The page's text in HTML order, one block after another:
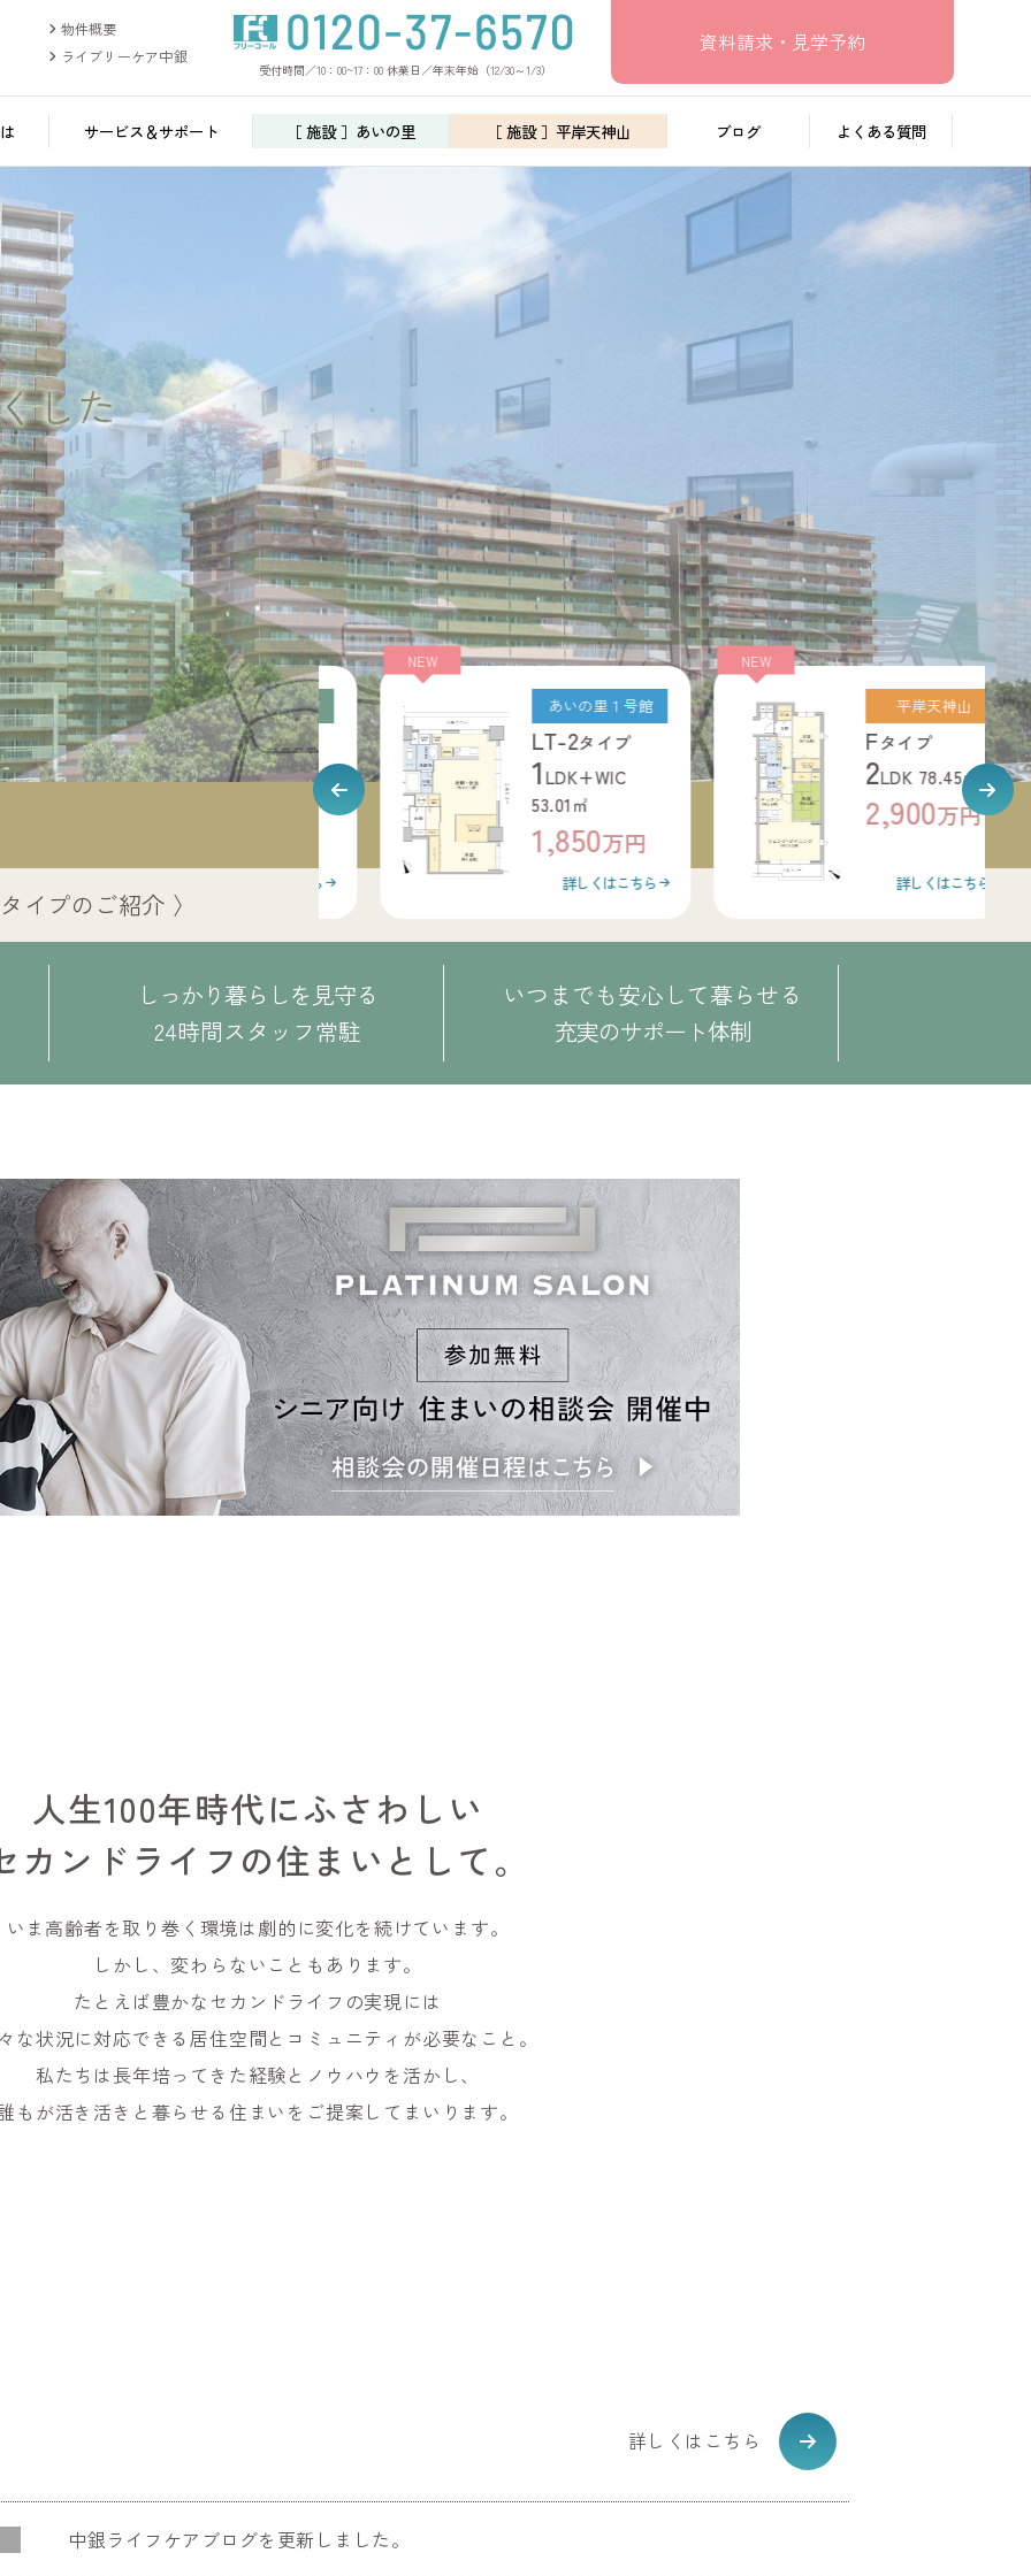
物件概要
ライブリーケア中銀
受付時間／10：00~17：00 休業日／年末年始（12/30～1/3）
資料請求・見学予約
サービス＆サポート ［ 施設 ］あいの里 ［ 施設 ］平岸天神山 ブログ よくある質問
した
イプのご紹介 〉
NEW
あいの里２号館
LB1-cタイプ
1LDK 55.85㎡
NEW
あいの里１号館
LT-2タイプ
1
LDK+WIC
53.01㎡
1,850万円
詳しくはこちら
NEW
平岸天神山
タイプ
LDK 78.45㎡
2,900万円
詳しくはこちら
しっかり暮らしを見守る
24時間スタッフ常駐
いつまでも安心して暮らせる
充実のサポート体制
人生100年時代にふさわしい
カンドライフの住まいとして。
いま高齢者を取り巻く環境は劇的に変化を続けています。
しかし、変わらないこともあります。
たとえば豊かなセカンドライフの実現には
な状況に対応できる居住空間とコミュニティが必要なこと。
私たちは長年培ってきた経験とノウハウを活かし、
もが活き活きと暮らせる住まいをご提案してまいります。
詳しくはこちら
中銀ライフケアブログを更新しました。